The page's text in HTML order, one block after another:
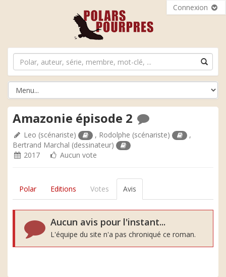
Connexion
Amazonie épisode 2
Leo (scénariste) , Rodolphe (scénariste)
,
Bertrand Marchal (dessinateur)
2017
Aucun vote
Polar Editions Votes Avis
Aucun avis pour l'instant...
L'équipe du site n'a pas chroniqué ce roman.